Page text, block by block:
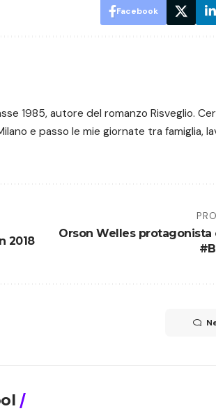
Facebook
1985, autore del romanzo Risveglio.
e passo le mie giornate tra famiglia,
2018
Orson Welles protagonista